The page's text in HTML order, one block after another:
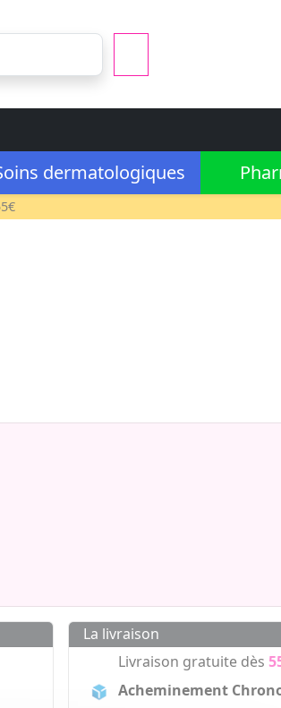
dermatologiques
La livraison
Livraison gratuite dès
Acheminement